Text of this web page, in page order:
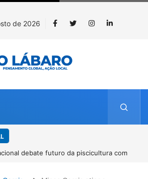
de 2026
debate futuro da piscicultura com